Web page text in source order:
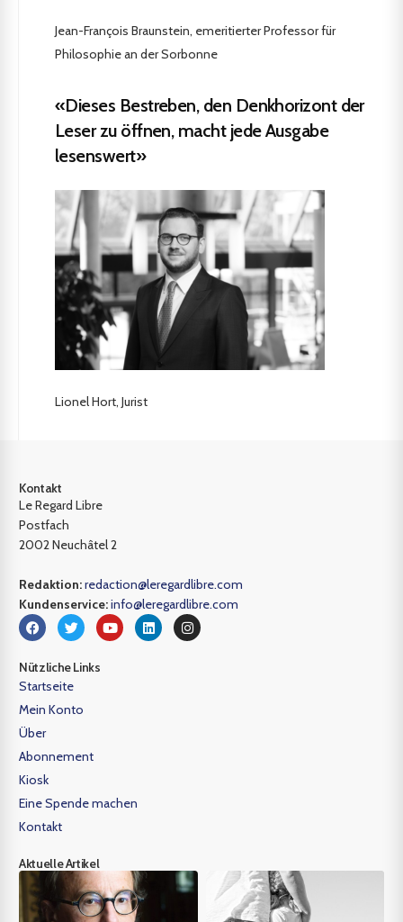
Jean-François Braunstein, emeritierter Professor für
Philosophie an der Sorbonne
«Dieses Bestreben, den Denkhorizont der
Leser zu öffnen, macht jede Ausgabe
lesenswert»
Lionel Hort, Jurist
Kontakt
Le Regard Libre
Postfach
2002 Neuchâtel 2
Redaktion:redaction@leregardlibre.com
Kundenservice:info@leregardlibre.com
Nützliche Links
Startseite
Mein Konto
Über
Abonnement
Kiosk
Eine Spende machen
Kontakt
Aktuelle Artikel